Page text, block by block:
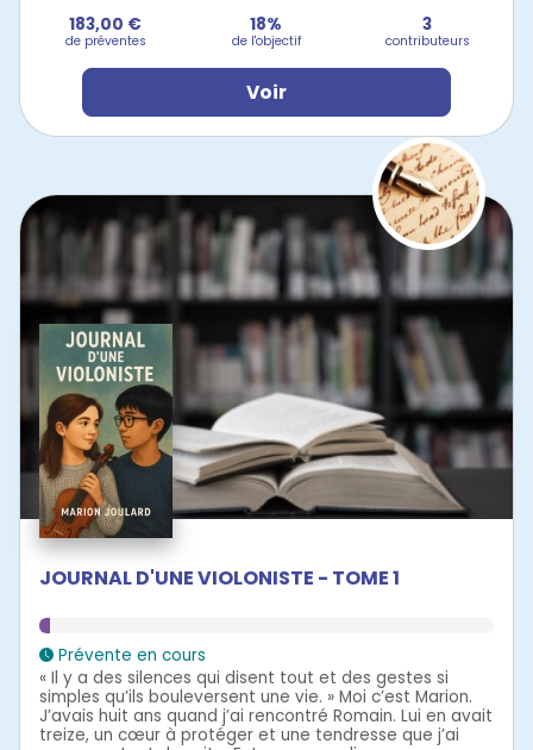
183,00 €
de préventes
18%
de l'objectif
3
contributeurs
Voir
JOURNAL D'UNE VIOLONISTE - TOME 1
Prévente en cours
« Il y a des silences qui disent tout et des gestes si
simples qu’ils bouleversent une vie. » Moi c’est Marion.
J’avais huit ans quand j’ai rencontré Romain. Lui en avait
treize, un cœur à protéger et une tendresse que j’ai